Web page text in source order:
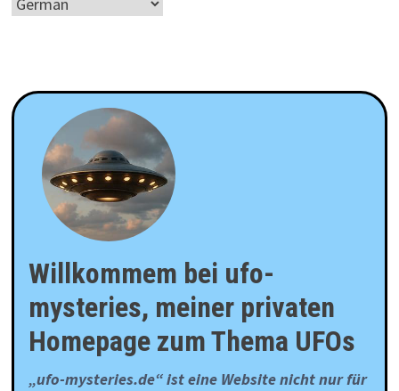
Willkommem bei ufo-
mysteries, meiner privaten
Homepage zum Thema UFOs
„ufo-mysteries.de“ ist eine Website nicht nur für